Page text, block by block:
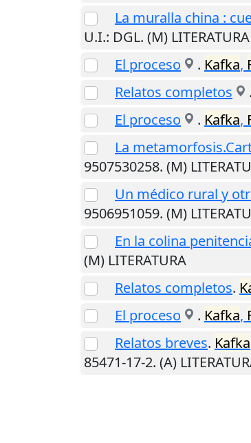
La muralla china :
U.I.: DGL. (M) LITERATURA
El proceso
. Kafka,
Relatos completos
.
El proceso
. Kafka,
La
9507530258. (M)
Un médico rural y
9506951059. (M)
En la colina
(M) LITERATURA
Relatos completos.
El proceso
. Kafka,
Relatos breves. Kafka
85471-17-2. (A)